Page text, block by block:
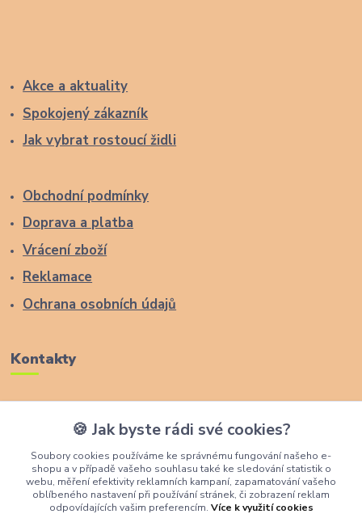
Akce a aktuality
Spokojený zákazník
Jak vybrat rostoucí židli
Obchodní podmínky
Doprava a platba
Vrácení zboží
Reklamace
Ochrana osobních údajů
Kontakty
+420 774 291 043
info@rostouci-zidle.cz
🍪 Jak byste rádi své cookies?
Soubory cookies používáme ke správnému fungování našeho e-
shopu a v případě vašeho souhlasu také ke sledování statistik o
webu, měření efektivity reklamních kampaní, zapamatování vašeho
oblíbeného nastavení při používání stránek, či zobrazení reklam
odpovídajících vašim preferencím. Více k využití cookies